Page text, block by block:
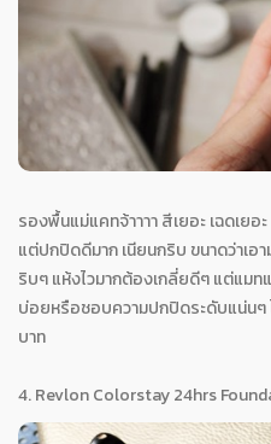
รองพื้นแม่แคทจ้าาาา สีเยอะ เฉดเย
แต่ปกปิดดีมาก เนียนกริบ ขนาดว่าเอ
ริบๆ แห้งไวมากต้องเกลี่ยดีๆ แต่แมท
บ่อยหรือชอบความปกปิดระดับแน่นๆ
บาท
4. Revlon Colorstay 24hrs